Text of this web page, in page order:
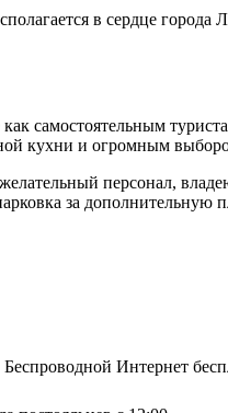
в сердце
самостоятельным
кухни и огромным
персонал,
за дополнительную
Интернет